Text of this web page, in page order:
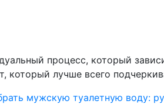
процесс, который
лучше всего
мужскую туалетную воду: